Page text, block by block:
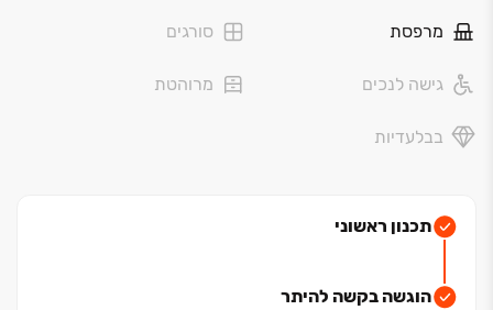
מרפסת סורגים
גישה לנכים מרוהטת
בבלעדיות
תכנון ראשוני
הוגשה בקשה להיתר